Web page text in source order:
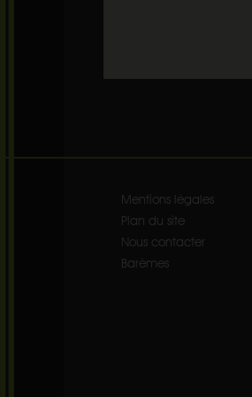
Mentions légales
Plan du site
Nous contacter
Barèmes